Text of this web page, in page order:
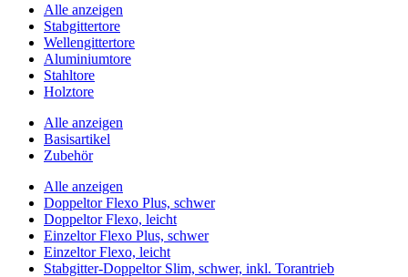
Alle anzeigen
Stabgittertore
Wellengittertore
Aluminiumtore
Stahltore
Holztore
Alle anzeigen
Basisartikel
Zubehör
Alle anzeigen
Doppeltor Flexo Plus, schwer
Doppeltor Flexo, leicht
Einzeltor Flexo Plus, schwer
Einzeltor Flexo, leicht
Stabgitter-Doppeltor Slim, schwer, inkl. Torantrieb